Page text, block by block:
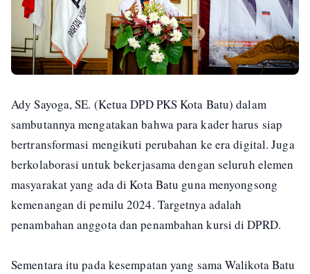
Ady Sayoga, SE. (Ketua DPD PKS Kota Batu) dalam
sambutannya mengatakan bahwa para kader harus siap
bertransformasi mengikuti perubahan ke era digital. Juga
berkolaborasi untuk bekerjasama dengan seluruh elemen
masyarakat yang ada di Kota Batu guna menyongsong
kemenangan di pemilu 2024. Targetnya adalah
penambahan anggota dan penambahan kursi di DPRD.
Sementara itu pada kesempatan yang sama Walikota Batu